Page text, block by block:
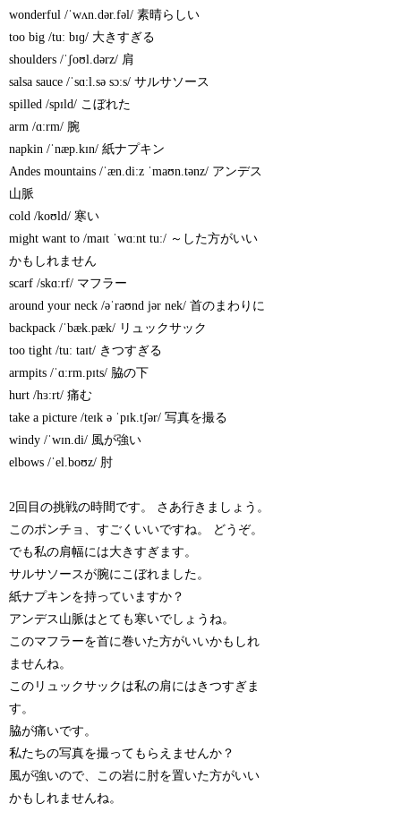
wonderful /ˈwʌn.dər.fəl/ 素晴らしい
too big /tuː bɪɡ/ 大きすぎる
shoulders /ˈʃoʊl.dərz/ 肩
salsa sauce /ˈsɑːl.sə sɔːs/ サルサソース
spilled /spɪld/ こぼれた
arm /ɑːrm/ 腕
napkin /ˈnæp.kɪn/ 紙ナプキン
Andes mountains /ˈæn.diːz ˈmaʊn.tənz/ アンデス
山脈
cold /koʊld/ 寒い
might want to /maɪt ˈwɑːnt tuː/ ～した方がいい
かもしれません
scarf /skɑːrf/ マフラー
around your neck /əˈraʊnd jər nek/ 首のまわりに
backpack /ˈbæk.pæk/ リュックサック
too tight /tuː taɪt/ きつすぎる
armpits /ˈɑːrm.pɪts/ 脇の下
hurt /hɜːrt/ 痛む
take a picture /teɪk ə ˈpɪk.tʃər/ 写真を撮る
windy /ˈwɪn.di/ 風が強い
elbows /ˈel.boʊz/ 肘
2回目の挑戦の時間です。 さあ行きましょう。
このポンチョ、すごくいいですね。 どうぞ。
でも私の肩幅には大きすぎます。
サルサソースが腕にこぼれました。
紙ナプキンを持っていますか？
アンデス山脈はとても寒いでしょうね。
このマフラーを首に巻いた方がいいかもしれ
ませんね。
このリュックサックは私の肩にはきつすぎま
す。
脇が痛いです。
私たちの写真を撮ってもらえませんか？
風が強いので、この岩に肘を置いた方がいい
かもしれませんね。